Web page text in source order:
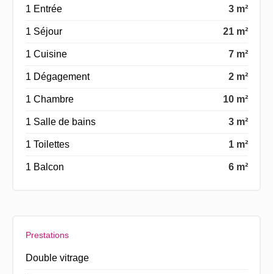
1 Entrée 3 m²
1 Séjour 21 m²
1 Cuisine 7 m²
1 Dégagement 2 m²
1 Chambre 10 m²
1 Salle de bains 3 m²
1 Toilettes 1 m²
1 Balcon 6 m²
Prestations
Double vitrage